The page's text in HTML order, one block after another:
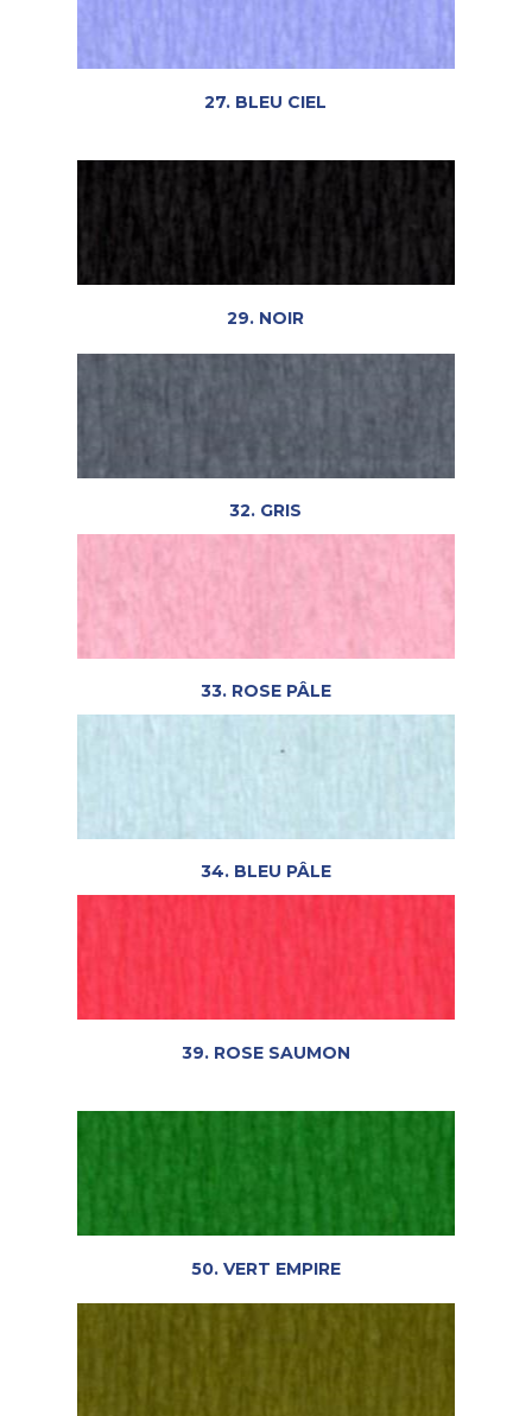
27. BLEU CIEL
29. NOIR
32. GRIS
33. ROSE PÂLE
34. BLEU PÂLE
39. ROSE SAUMON
50. VERT EMPIRE